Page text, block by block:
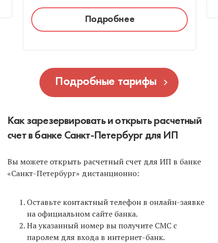
Подробнее
Подробные тарифы
Как зарезервировать и открыть расчетный
счет в банке Санкт-Петербург для ИП
Вы можете открыть расчетный счет для ИП в банке
«Санкт-Петербург» дистанционно:
Оставьте контактный телефон в онлайн-заявке
на официальном сайте банка.
На указанный номер вы получите СМС с
паролем для входа в интернет-банк.